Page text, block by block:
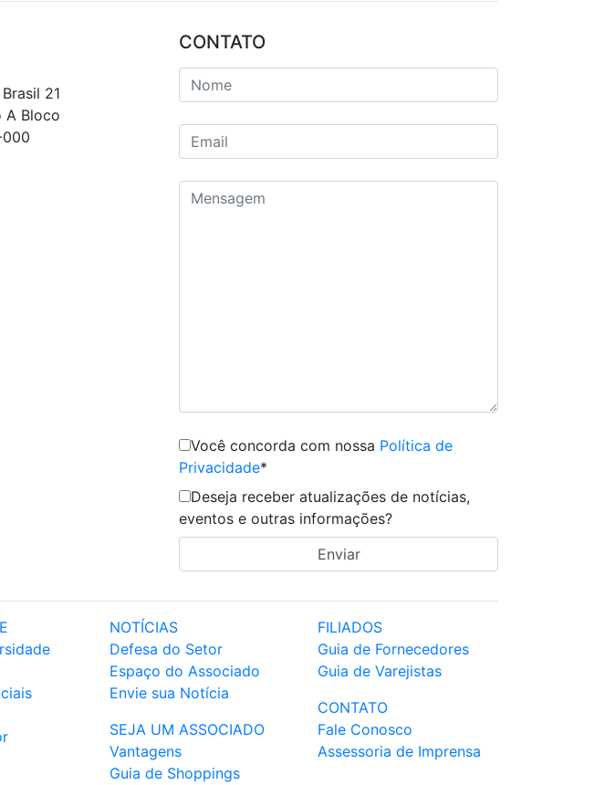
21
A Bloco
000
CONTATO
Você concorda com nossa Política de
Privacidade*
Deseja receber atualizações de notícias,
eventos e outras informações?
NOTÍCIAS
Defesa do Setor
Espaço do Associado
Envie sua Notícia
SEJA UM ASSOCIADO
Vantagens
Guia de Shoppings
FILIADOS
Guia de Fornecedores
Guia de Varejistas
CONTATO
Fale Conosco
Assessoria de Imprensa